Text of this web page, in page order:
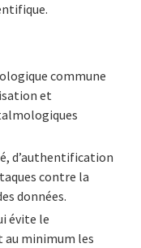
commune
et
d’authentification
contre la
données.
évite le
au minimum les